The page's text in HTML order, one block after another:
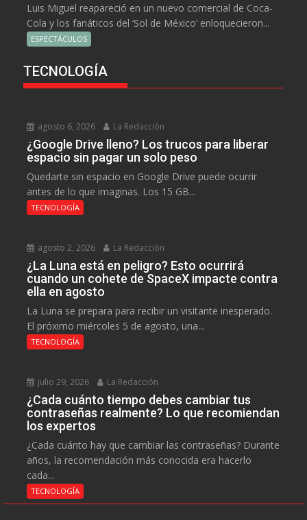
Luis Miguel reapareció en un nuevo comercial de Coca-
Cola y los fanáticos del ‘Sol de México’ enloquecieron...
ESPECTÁCULOS
TECNOLOGÍA
agosto 6, 2026 La Redacción
¿Google Drive lleno? Los trucos para liberar
espacio sin pagar un solo peso
Quedarte sin espacio en Google Drive puede ocurrir
antes de lo que imaginas. Los 15 GB...
TECNOLOGÍA
agosto 2, 2026 La Redacción
¿La Luna está en peligro? Esto ocurrirá
cuando un cohete de SpaceX impacte contra
ella en agosto
La Luna se prepara para recibir un visitante inesperado.
El próximo miércoles 5 de agosto, una...
TECNOLOGÍA
julio 29, 2026 La Redacción
¿Cada cuánto tiempo debes cambiar tus
contraseñas realmente? Lo que recomiendan
los expertos
¿Cada cuánto hay que cambiar las contraseñas? Durante
años, la recomendación más conocida era hacerlo
cada...
TECNOLOGÍA